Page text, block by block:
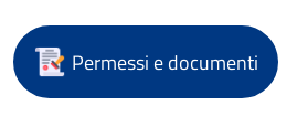
Permessi e documenti